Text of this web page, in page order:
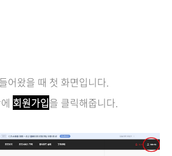
어왔을 때 첫 화면입니다.
회원가입을 클릭해줍니다.